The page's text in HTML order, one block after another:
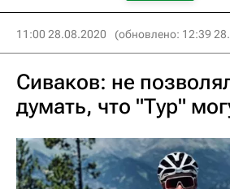
11:00 28.08.2020 (обновлено: 12:39
Сиваков: не
думать, что "Тур"